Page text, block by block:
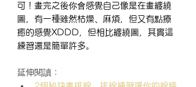
可！畫完之後你會感覺自己像是在畫纏繞
圖，有一種雖然枯燥、麻煩，但又有點療
癒的感覺XDDD，但相比纏繞圖，其實這
練習還是簡單許多。
延伸閱讀：